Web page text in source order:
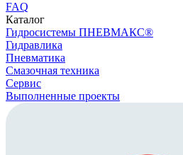
FAQ
Каталог
Гидросистемы ПНЕВМАКС®
Гидравлика
Пневматика
Смазочная техника
Сервис
Выполненные проекты